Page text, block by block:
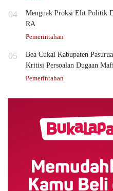
04
Menguak Proksi Elit Politik
RA
Pemerintahan
05
Bea Cukai Kabupaten
Kritisi Persoalan Dugaan
Pemerintahan